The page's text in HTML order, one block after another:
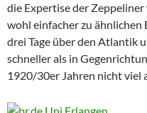
die Expertise der
wohl einfacher zu ähnlichen
drei Tage über den Atlantik
schneller als in
1920/30er Jahren nicht viel